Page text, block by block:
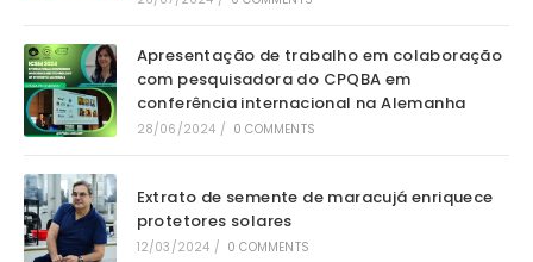
Apresentação de trabalho em colaboração
com pesquisadora do CPQBA em
conferência internacional na Alemanha
28/06/2024 / 0 COMMENTS
Extrato de semente de maracujá enriquece
protetores solares
12/03/2024 / 0 COMMENTS